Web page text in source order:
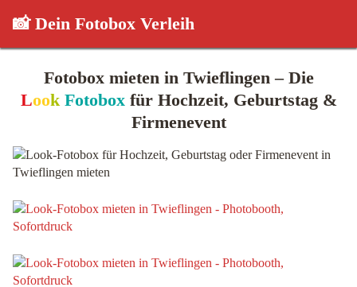
📸 Dein Fotobox Verleih
Fotobox mieten in Twieflingen – Die
Look Fotoboxfür Hochzeit, Geburtstag &
Firmenevent